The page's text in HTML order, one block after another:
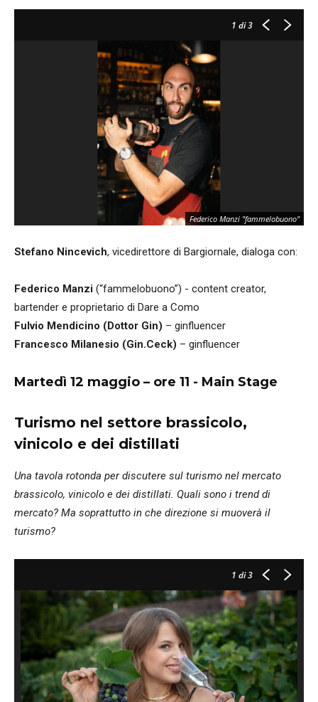
1 di 3
Federico Manzi "fammelobuono"
Stefano Nincevich, vicedirettore di Bargiornale, dialoga con:
Federico Manzi (“fammelobuono”) - content creator,
bartender e proprietario di Dare a Como
Fulvio Mendicino (Dottor Gin) – ginfluencer
Francesco Milanesio (Gin.Ceck) – ginfluencer
Martedì 12 maggio – ore 11 - Main Stage
Turismo nel settore brassicolo,
vinicolo e dei distillati
Una tavola rotonda per discutere sul turismo nel mercato
brassicolo, vinicolo e dei distillati. Quali sono i trend di
mercato? Ma soprattutto in che direzione si muoverà il
turismo?
1 di 3